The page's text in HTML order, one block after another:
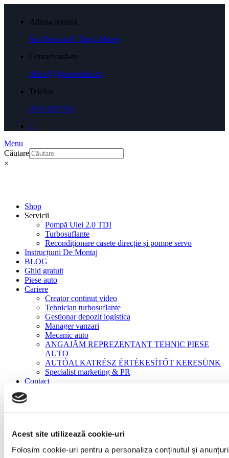
Acest site utilizează cookie-uri
Folosim cookie-uri pentru a personaliza conținutul și
Adresa noastră
Str. Deva nr.8, Târgu-Mureș
Contactează-ne
office[@]pompeulei.ro
Telefon
0743 035 955
Menu
Căutare
×
Shop
Servicii
Pompă Ulei 2.0 TDI
Turbosuflante
Recondiționare casete direcție și pompe servo
Instrucțiuni De Montaj
BLOG
Ghid gratuit
Piese auto
Cariere
Creator continut video
Tehnician turbosuflante
Gestionar depozit logistica
Manager vanzari
Mecanic auto
ANGAJĂM REPREZENTANT TEHNIC PIESE
AUTO
AUTÓALKATRÉSZ ÉRTÉKESÍTŐT KERESÜNK
Specialist marketing & PR
Contact
Acasă
Scania L-/P-/G-/R-/S-Series DC 16